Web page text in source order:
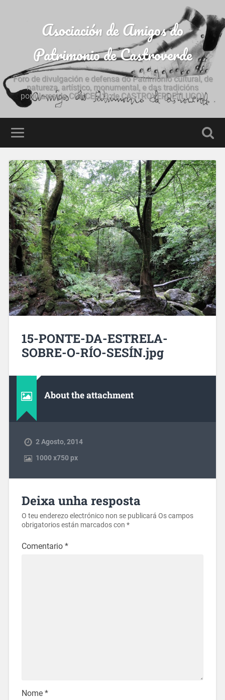
Asociación de Amigos do
Patrimonio de Castroverde
Foro de divulgación e defensa do Patrimonio cultural, de
natureza, artístico, monumental, e das tradicións
populares do CONCELLO de CASTROVERDE (LUGO)
15-PONTE-DA-ESTRELA-
SOBRE-O-RÍO-SESÍN.jpg
About the attachment
2 Agosto, 2014
1000x750 px
Deixa unha resposta
O teu enderezo electrónico non se publicará Os campos
obrigatorios están marcados con *
Comentario *
Nome *